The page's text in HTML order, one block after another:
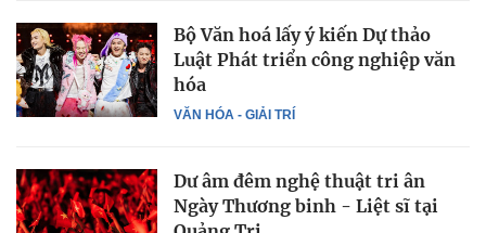
VĂN HÓA - GIẢI TRÍ
Bộ Văn hoá lấy ý kiến Dự thảo
Luật Phát triển công nghiệp văn
hóa
Dư âm đêm nghệ thuật tri ân
Ngày Thương binh - Liệt sĩ tại